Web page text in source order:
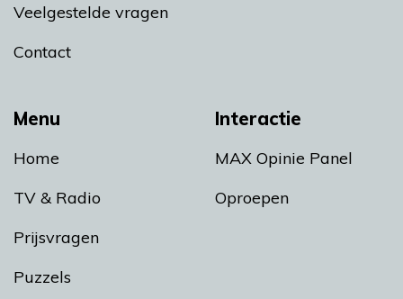
Menu
Home
TV & Radio
Prijsvragen
Puzzels
Interactie
MAX Opinie Panel
Oproepen
Veelgestelde vragen
Contact